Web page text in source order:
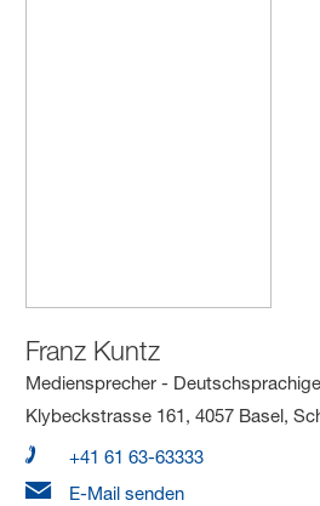
Franz Kuntz
Mediensprecher -
Klybeckstrasse 161, 4057 Basel,
+41 61 63-63333
E-Mail senden